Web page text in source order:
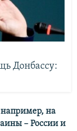
Донбассу:
например, на
– России и